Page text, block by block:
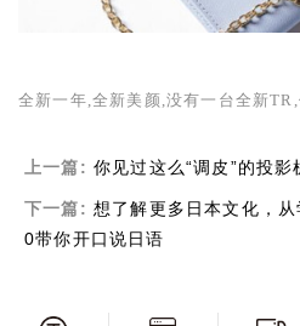
全新一年,全新美颜,没有一台全新TR
上一篇: 你见过这么“调皮”的投影
下一篇: 想了解更多日本文化，
0带你开口说日语